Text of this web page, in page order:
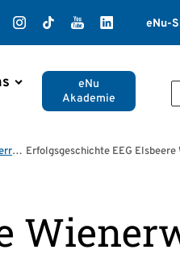
Instagram
TikTokYouTubeeNu-
eNu
Akademie
Energie sparen in Gemeinden: Erfolgsgeschichten aus Niederösterreich Erfolgsgeschichte EEG Elsbeere